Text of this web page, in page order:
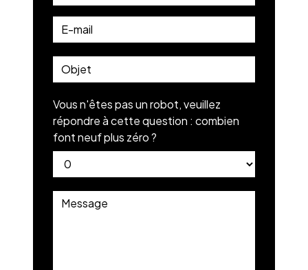
Vous n'êtes pas un robot, veuillez
répondre à cette question : combien
font neuf plus zéro ?